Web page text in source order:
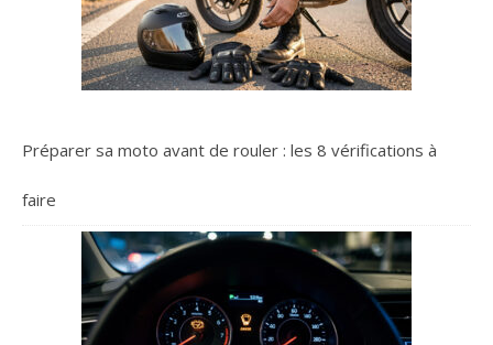
Préparer sa moto avant de rouler : les 8 vérifications à
faire